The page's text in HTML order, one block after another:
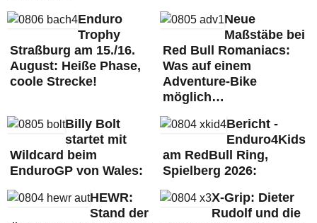
Enduro
Trophy
Straßburg am 15./16.
August: Heiße Phase,
coole Strecke!
Neue
Maßstäbe bei
Red Bull Romaniacs:
Was auf einem
Adventure-Bike
möglich…
Billy Bolt
startet mit
Wildcard beim
EnduroGP von Wales:
Bericht -
Enduro4Kids
am RedBull Ring,
Spielberg 2026:
HEWR:
Stand der
X-Grip: Dieter
Rudolf und die